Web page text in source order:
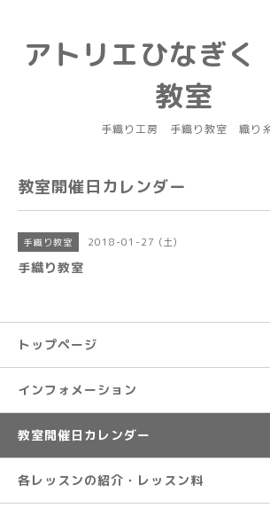
アトリエひなぎ
教室
手織り工房 手織り教室 織り
教室開催日カレンダー
手織り教室 2018-01-27 (土)
手織り教室
トップページ
インフォメーション
教室開催日カレンダー
各レッスンの紹介・レッスン料